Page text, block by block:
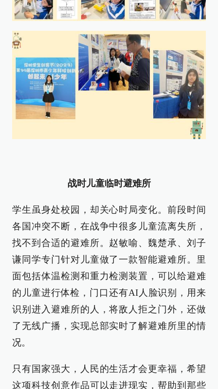
战时儿童临时避难所
学生虽身处校园，却关心时局变化。前段时间
各国冲突不断，在战争中很多儿童流离失所，
找不到合适的避难所。赵敏喻、魏楚承、刘子
谦同学专门针对儿童做了一款智能避难所。里
面包括体温检测和重力检测装置，可以给避难
的儿童进行体检，门口还有AI人脸识别，用来
识别进入避难所的人，将敌人拒之门外，还做
了无线广播，实现总部实时了解避难所里的情
况。
只有国家强大，人民的生活才会更幸福，希望
这项科技创意作品可以走进现实，帮助到那些